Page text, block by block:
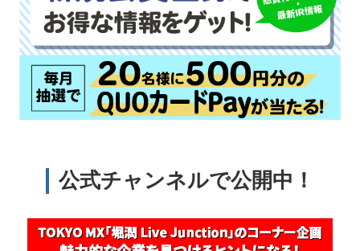
公式チャンネルで公開中！